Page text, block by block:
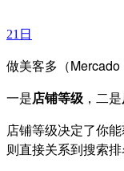
21日
做美客多（Mercado
一是店铺等级 ，二是
店铺等级决定了你
则直接关系到搜索排